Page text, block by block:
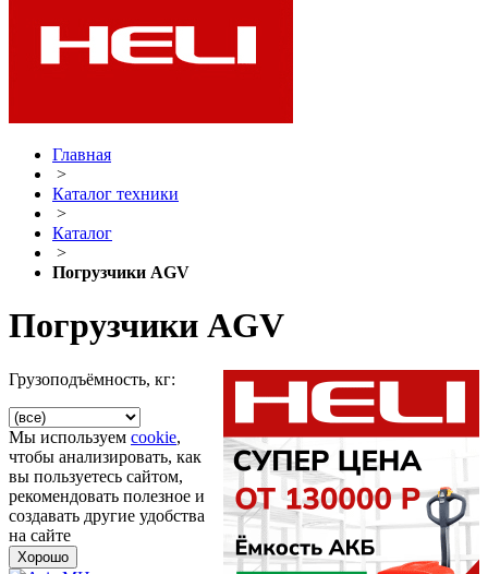
Главная
>
Каталог техники
>
Каталог
>
Погрузчики AGV
Погрузчики AGV
Грузоподъёмность, кг:
Мы используем cookie,
чтобы анализировать, как
вы пользуетесь сайтом,
рекомендовать полезное и
создавать другие удобства
на сайте
Хорошо